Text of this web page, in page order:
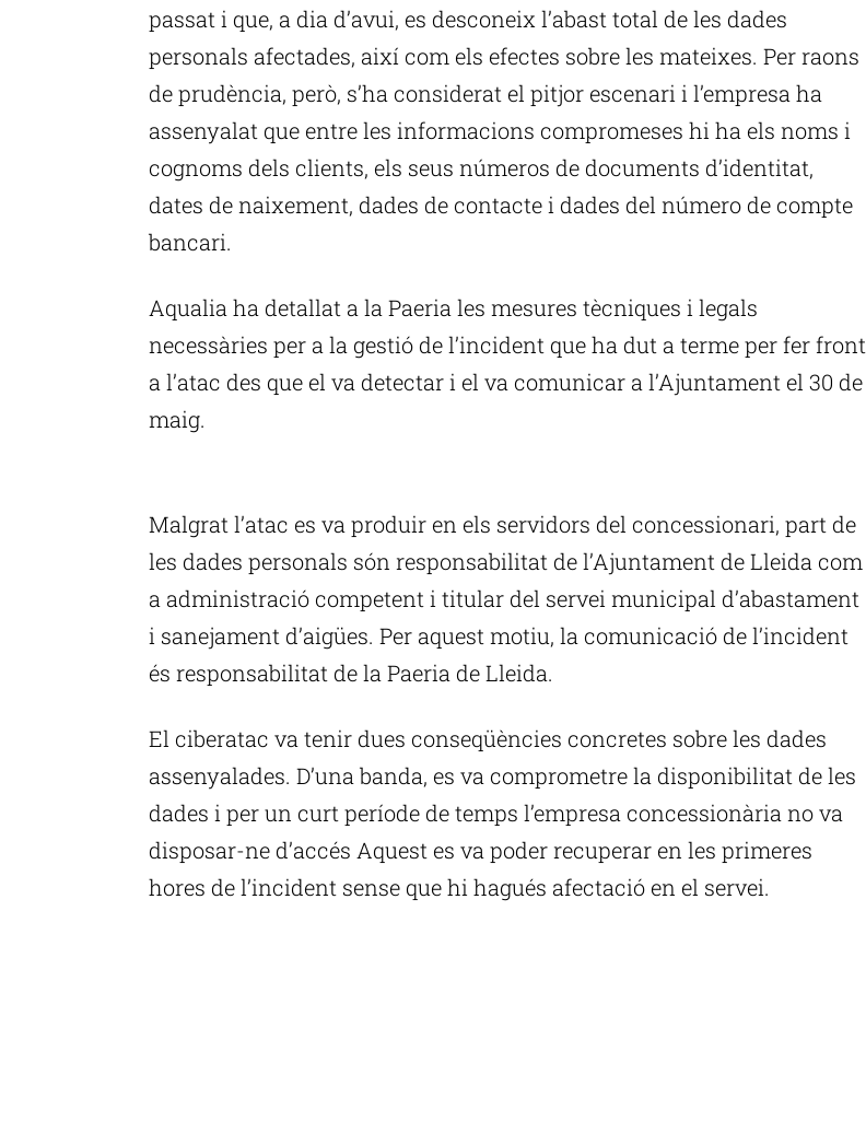
passat i que, a dia d’avui, es desconeix l’abast total de les dades
personals afectades, així com els efectes sobre les mateixes. Per raons
de prudència, però, s’ha considerat el pitjor escenari i l’empresa ha
assenyalat que entre les informacions compromeses hi ha els noms i
cognoms dels clients, els seus números de documents d’identitat,
dates de naixement, dades de contacte i dades del número de compte
bancari.
Aqualia ha detallat a la Paeria les mesures tècniques i legals
necessàries per a la gestió de l’incident que ha dut a terme per fer front
a l’atac des que el va detectar i el va comunicar a l’Ajuntament el 30 de
maig.
Malgrat l’atac es va produir en els servidors del concessionari, part de
les dades personals són responsabilitat de l’Ajuntament de Lleida com
a administració competent i titular del servei municipal d’abastament
i sanejament d’aigües. Per aquest motiu, la comunicació de l’incident
és responsabilitat de la Paeria de Lleida.
El ciberatac va tenir dues conseqüències concretes sobre les dades
assenyalades. D’una banda, es va comprometre la disponibilitat de les
dades i per un curt període de temps l’empresa concessionària no va
disposar-ne d’accés Aquest es va poder recuperar en les primeres
hores de l’incident sense que hi hagués afectació en el servei.